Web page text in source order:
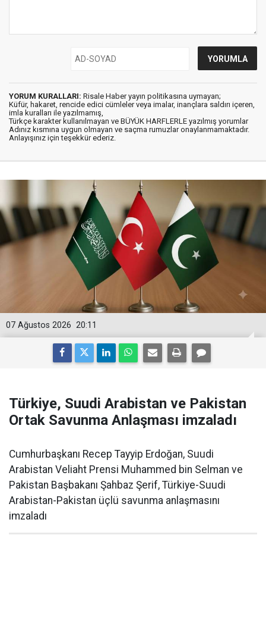
YORUM KURALLARI: Risale Haber yayın politikasına uymayan;
Küfür, hakaret, rencide edici cümleler veya imalar, inançlara saldırı içeren,
imla kuralları ile yazılmamış,
Türkçe karakter kullanılmayan ve BÜYÜK HARFLERLE yazılmış yorumlar
Adınız kısmına uygun olmayan ve saçma rumuzlar onaylanmamaktadır.
Anlayışınız için teşekkür ederiz.
20:11
07 Ağustos 2026
Türkiye, Suudi Arabistan ve Pakistan
Ortak Savunma Anlaşması imzaladı
Cumhurbaşkanı Recep Tayyip Erdoğan, Suudi
Arabistan Veliaht Prensi Muhammed bin Selman ve
Pakistan Başbakanı Şahbaz Şerif, Türkiye-Suudi
Arabistan-Pakistan üçlü savunma anlaşmasını
imzaladı